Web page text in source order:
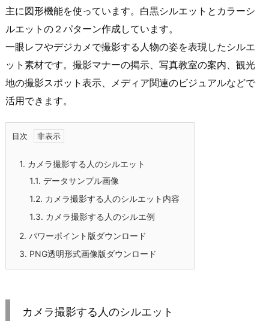
主に図形機能を使っています。白黒シルエットとカラーシ
ルエットの２パターン作成しています。
一眼レフやデジカメで撮影する人物の姿を表現したシルエ
ット素材です。撮影マナーの掲示、写真教室の案内、観光
地の撮影スポット表示、メディア関連のビジュアルなどで
活用できます。
目次
1. カメラ撮影する人のシルエット
1.1. データサンプル画像
1.2. カメラ撮影する人のシルエット内容
1.3. カメラ撮影する人のシルエ例
2. パワーポイント版ダウンロード
3. PNG透明形式画像版ダウンロード
カメラ撮影する人のシルエット